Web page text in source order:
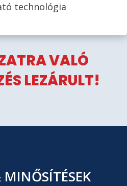
technológia
VALÓ
LEZÁRULT!